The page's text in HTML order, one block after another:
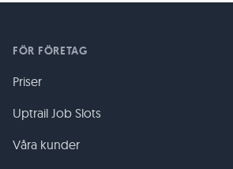
FÖR FÖRETAG
Priser
Uptrail Job Slots
Våra kunder